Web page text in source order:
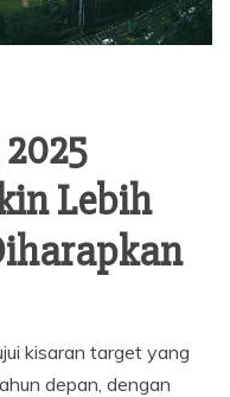
Lebih
kisaran target yang
depan, dengan